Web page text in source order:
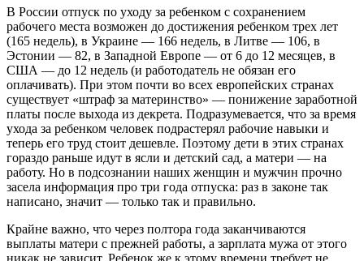
В России отпуск по уходу за ребенком с сохранением
рабочего места возможен до достижения ребенком трех лет
(165 недель), в Украине — 166 недель, в Литве — 106, в
Эстонии — 82, в Западной Европе — от 6 до 12 месяцев, в
США — до 12 недель (и работодатель не обязан его
оплачивать). При этом почти во всех европейских странах
существует «штраф за материнство» — понижение заработной
платы после выхода из декрета. Подразумевается, что за время
ухода за ребенком человек подрастерял рабочие навыки и
теперь его труд стоит дешевле. Поэтому дети в этих странах
гораздо раньше идут в ясли и детский сад, а матери — на
работу. Но в подсознании наших женщин и мужчин прочно
засела информация про три года отпуска: раз в законе так
написано, значит — только так и правильно.
Крайне важно, что через полтора года заканчиваются
выплаты матери с прежней работы, а зарплата мужа от этого